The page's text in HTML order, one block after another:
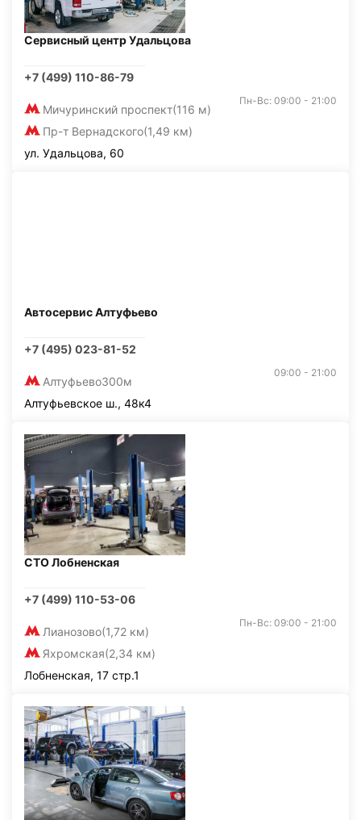
Сервисный центр Удальцова
+7 (499) 110-86-79
Мичуринский проспект(116 м)
Пр-т Вернадского(1,49 км)
Пн-Вс: 09:00 - 21:00
ул. Удальцова, 60
Автосервис Алтуфьево
+7 (495) 023-81-52
Алтуфьево300м
09:00 - 21:00
Алтуфьевское ш., 48к4
СТО Лобненская
+7 (499) 110-53-06
Лианозово(1,72 км)
Яхромская(2,34 км)
Пн-Вс: 09:00 - 21:00
Лобненская, 17 стр.1